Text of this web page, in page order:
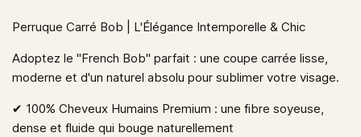
Perruque Carré Bob | L'Élégance Intemporelle & Chic
Adoptez le "French Bob" parfait : une coupe carrée lisse,
moderne et d'un naturel absolu pour sublimer votre visage.
✔︎ 100% Cheveux Humains Premium : une fibre soyeuse,
dense et fluide qui bouge naturellement